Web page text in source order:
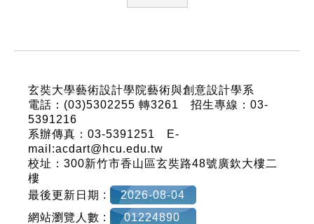
玄奘大學藝術設計學院藝術與創意設計學系
電話：(03)5302255 轉3261 招生專線：03-
5391216
系辦傳真：03-5391251 E-
mail:acdart@hcu.edu.tw
校址：300新竹市香山區玄奘路48號廣欽大樓二
樓
最後更新日期 :
2026-08-04
網站瀏覽人數 :
01224890